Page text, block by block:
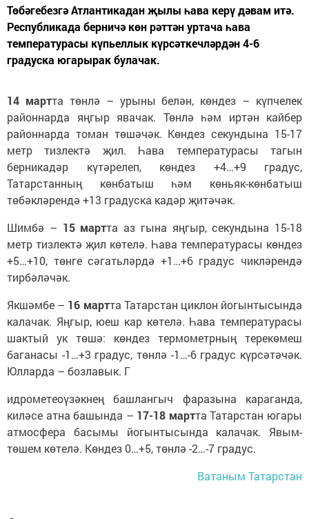
Төбәгебезгә Атлантикадан җылы һава керү дәвам итә.
Республикада берничә көн рәттән уртача һава
температурасы күпьеллык күрсәткечләрдән 4-6
градуска югарырак булачак.
14 мартта төнлә – урыны белән, көндез – күпчелек
районнарда яңгыр явачак. Төнлә һәм иртән кайбер
районнарда томан төшәчәк. Көндез секундына 15-17
метр тизлектә җил. Һава температурасы тагын
берникадәр күтәрелеп, көндез +4…+9 градус,
Татарстанның көнбатыш һәм көньяк-көнбатыш
төбәкләрендә +13 градуска кадәр җитәчәк.
Шимбә – 15 мартта аз гына яңгыр, секундына 15-18
метр тизлектә җил көтелә. Һава температурасы көндез
+5…+10, төнге сәгатьләрдә +1…+6 градус чикләрендә
тирбәләчәк.
Якшәмбе – 16 мартта Татарстан циклон йогынтысында
калачак. Яңгыр, юеш кар көтелә. Һава температурасы
шактый ук төшә: көндез термометрның терекөмеш
баганасы -1…+3 градус, төнлә -1…-6 градус күрсәтәчәк.
Юлларда – бозлавык. Г
идрометеоүзәкнең башлангыч фаразына караганда,
киләсе атна башында – 17-18 мартта Татарстан югары
атмосфера басымы йогынтысында калачак. Явым-
төшем көтелә. Көндез 0…+5, төнлә -2…-7 градус.
Ватаным Татарстан